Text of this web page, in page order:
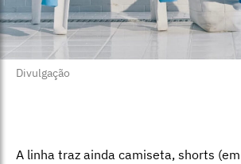
Divulgação
A linha traz ainda camiseta, shorts